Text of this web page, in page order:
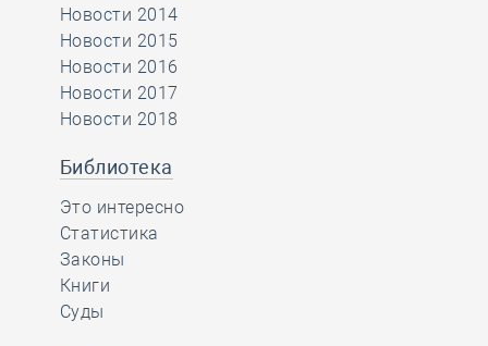
Новости 2014
Новости 2015
Новости 2016
Новости 2017
Новости 2018
Библиотека
Это интересно
Статистика
Законы
Книги
Суды